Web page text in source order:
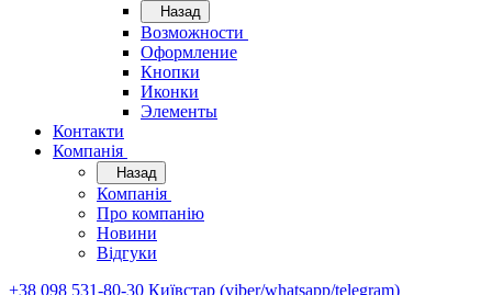
Назад
Возможности
Оформление
Кнопки
Иконки
Элементы
Контакти
Компанія
Назад
Компанія
Про компанію
Новини
Відгуки
+38 098 531-80-30 Київстар (viber/whatsapp/telegram)